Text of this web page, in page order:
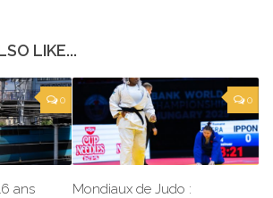
LIKE...
0
ans
0
Mondiaux de Judo :